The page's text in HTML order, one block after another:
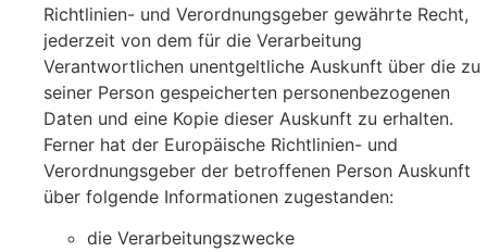
Richtlinien- und Verordnungsgeber gewährte Recht,
jederzeit von dem für die Verarbeitung
Verantwortlichen unentgeltliche Auskunft über die zu
seiner Person gespeicherten personenbezogenen
Daten und eine Kopie dieser Auskunft zu erhalten.
Ferner hat der Europäische Richtlinien- und
Verordnungsgeber der betroffenen Person Auskunft
über folgende Informationen zugestanden:
die Verarbeitungszwecke